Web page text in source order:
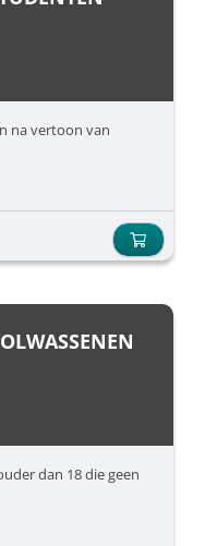
na vertoon van
dan 18 die geen